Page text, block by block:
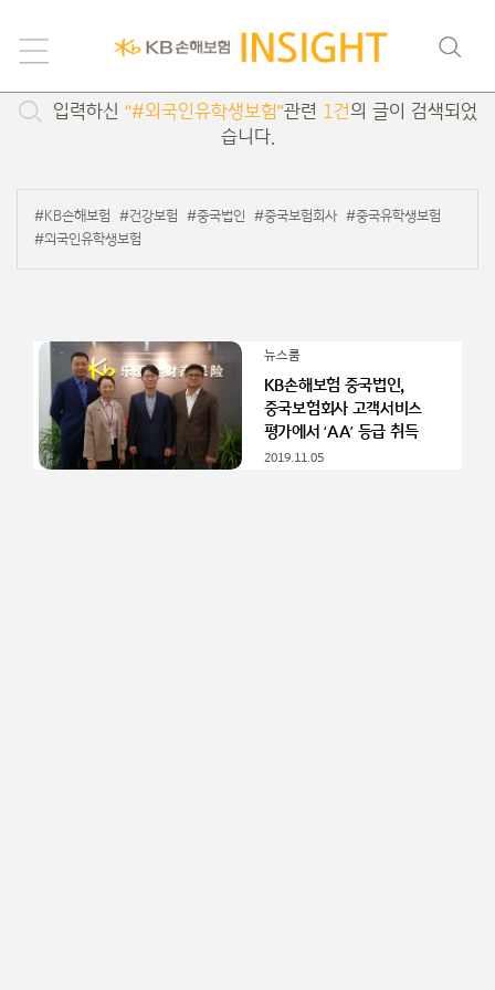
입력하신 “#외국인유학생보험”관련 1건의 글이 검색되었
습니다.
#KB손해보험 #건강보험 #중국법인 #중국보험회사 #중국유학생보험
#외국인유학생보험
뉴스룸
KB손해보험 중국법인,
중국보험회사 고객서비스
평가에서 ‘AA’ 등급 취득
2019.11.05